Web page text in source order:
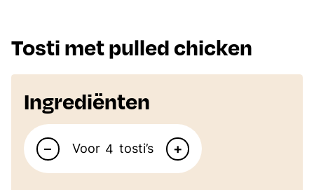
Tosti met pulled chicken
Ingrediënten
Aantal personen
– Voor tosti’s +